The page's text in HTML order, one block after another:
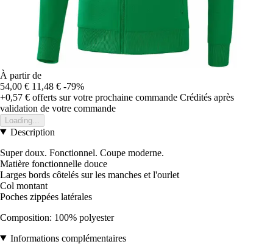
À partir de
54,00 € 11,48 € -79%
+0,57 € offerts sur votre prochaine commande Crédités après
validation de votre commande
Loading...
Description
Super doux. Fonctionnel. Coupe moderne.
Matière fonctionnelle douce
Larges bords côtelés sur les manches et l'ourlet
Col montant
Poches zippées latérales
Composition: 100% polyester
Informations complémentaires